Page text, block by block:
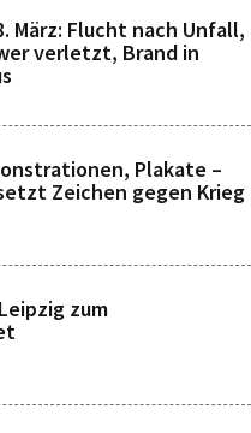
März: Flucht nach Unfall,
verletzt, Brand in
Plakate –
Zeichen gegen Krieg
zum